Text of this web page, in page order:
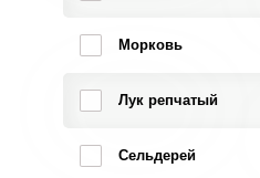
Морковь
Лук репчатый
Сельдерей